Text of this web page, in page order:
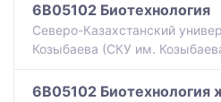
6B05102 Биотехнология
Северо-Казахстанский
Козыбаева (СКУ им.
6B05102 Биотехнология